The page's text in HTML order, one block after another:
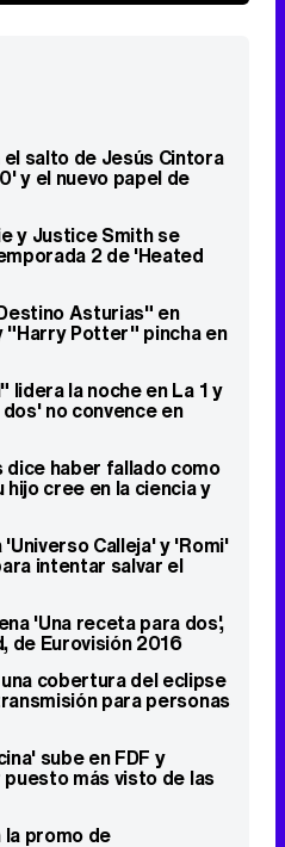
salto de Jesús Cintora
y el nuevo papel de
y Justice Smith se
2 de 'Heated
Asturias" en
"Harry Potter" pincha en
lidera la noche en La 1 y
no convence en
haber fallado como
cree en la ciencia y
Calleja' y 'Romi'
intentar salvar el
'Una receta para dos',
de Eurovisión 2016
cobertura del eclipse
para personas
sube en FDF y
más visto de las
promo de